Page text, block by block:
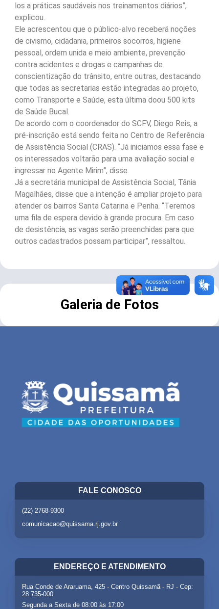
los a práticas saudáveis nos treinamentos diários”,
explicou.
Ele acrescentou que o público-alvo receberá noções
de civismo, cidadania, primeiros socorros, higiene
pessoal, ordem unida e meio ambiente, prevenção
contra acidentes e drogas e campanhas de
conscientização do trânsito, entre outras, destacando
que todas as secretarias estão integradas ao projeto,
como Transporte e Saúde, esta última doou 500 kits
de Saúde Bucal.
De acordo com o coordenador do SCFV, Diego Reis, a
pré-inscrição está sendo feita no Centro de Referência
de Assistência Social (CRAS). “Já iniciamos essa fase e
os interessados voltarão para uma avaliação social e
ingressar no Agente Mirim”, disse.
Já a secretária municipal de Assistência Social, Tânia
Magalhães, disse que a intenção é ampliar projeto para
atender os bairros Santa Catarina e Penha. “Teremos
uma fila de espera devido à grande procura. Em caso
de desistência, as vagas serão preenchidas para que
outros cadastrados possam participar”, ressaltou.
Galeria de Fotos
FALE CONOSCO
(22) 2768-9300
comunicacao@quissama.rj.gov.br
ENDEREÇO E ATENDIMENTO
Rua Conde de Araruama, 425 - Centro Quissamã - RJ - Cep:
28.735-000
Segunda a Sexta de 08:00 às 17:00